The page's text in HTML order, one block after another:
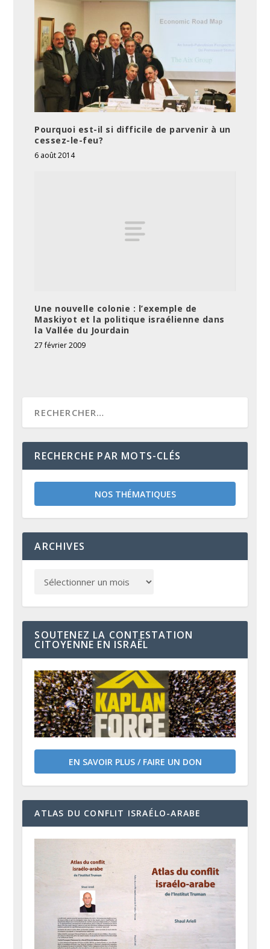
Pourquoi est-il si difficile de parvenir à un
cessez-le-feu?
6 août 2014
Une nouvelle colonie : l’exemple de
Maskiyot et la politique israélienne dans
la Vallée du Jourdain
27 février 2009
RECHERCHE PAR MOTS-CLÉS
NOS THÉMATIQUES
ARCHIVES
SOUTENEZ LA CONTESTATION
CITOYENNE EN ISRAËL
EN SAVOIR PLUS / FAIRE UN DON
ATLAS DU CONFLIT ISRAÉLO-ARABE